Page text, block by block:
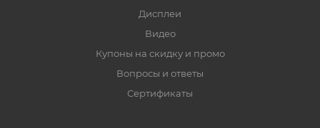
Дисплеи
Видео
Купоны на скидку и промо
Вопросы и ответы
Сертификаты